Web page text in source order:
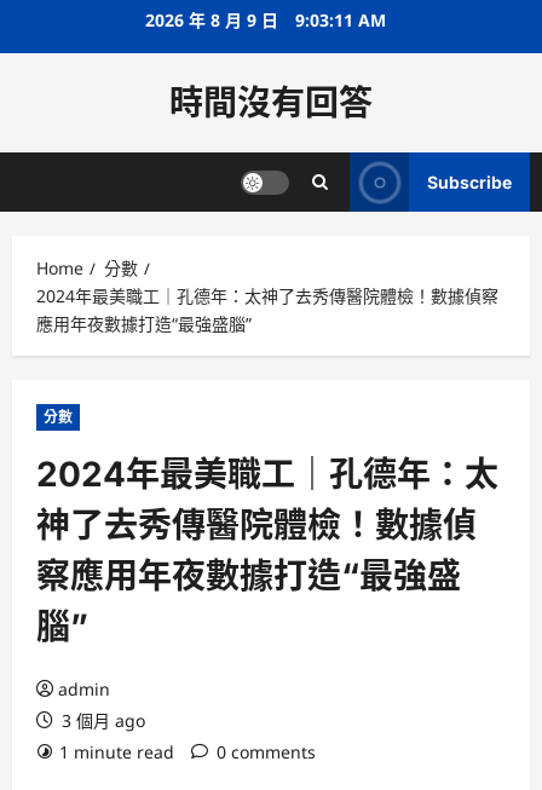
2026 年 8 月 9 日 9:03:12 AM
時間沒有回答
Subscribe
Home
分數
2024年最美職工｜孔德年：太神了去秀傳醫院體檢！數據偵察
應用年夜數據打造“最強盛腦”
分數
2024年最美職工｜孔德年：太
神了去秀傳醫院體檢！數據偵
察應用年夜數據打造“最強盛
腦”
admin
3 個月 ago
1 minute read
0 comments